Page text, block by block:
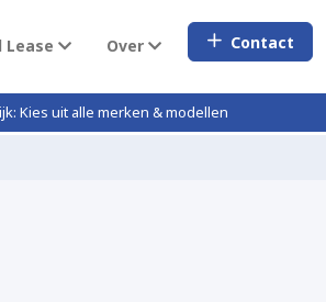
Lease Over Contact
Kies uit alle merken & modellen